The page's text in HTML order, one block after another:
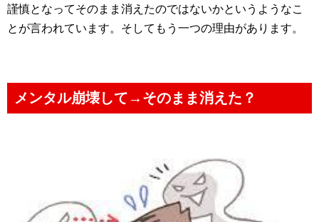
謹慎となってそのまま消えたのではないかというようなこ
とが言われています。そしてもう一つの理由があります。
メンタル崩壊して→そのまま消えた？